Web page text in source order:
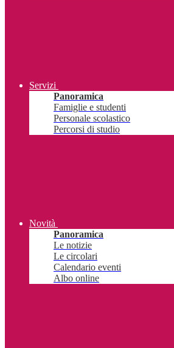
Servizi
Panoramica
Famiglie e studenti
Personale scolastico
Percorsi di studio
Novità
Panoramica
Le notizie
Le circolari
Calendario eventi
Albo online